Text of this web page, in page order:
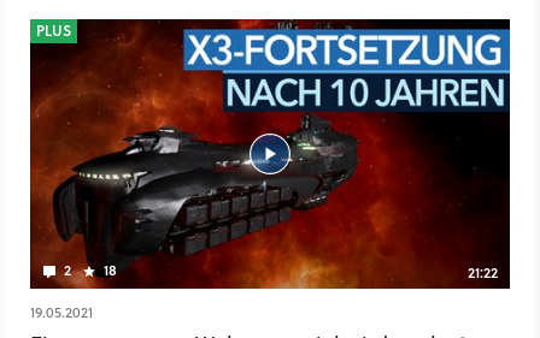
X3: Reunion
2 18 21:22
PLUS
19.05.2021